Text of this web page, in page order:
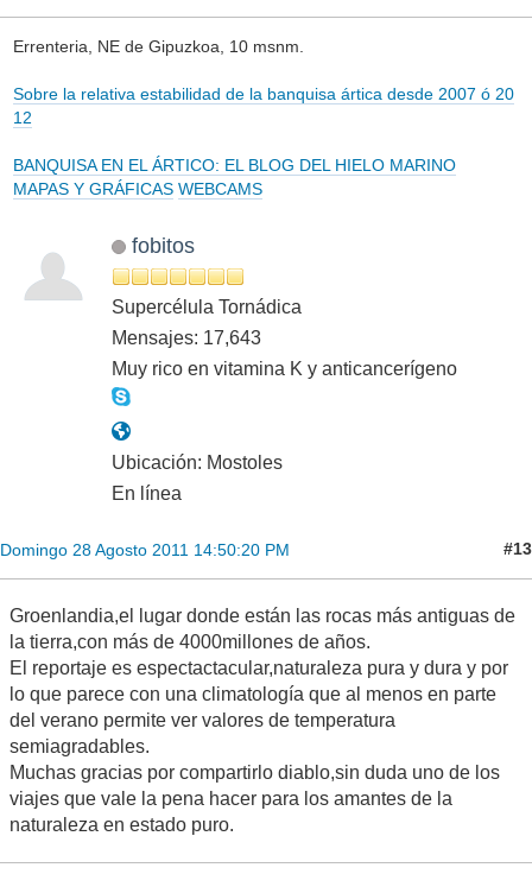
Errenteria, NE de Gipuzkoa, 10 msnm.
Sobre la relativa estabilidad de la banquisa ártica desde 2007 ó 20
12
BANQUISA EN EL ÁRTICO: EL BLOG DEL HIELO MARINO
MAPAS Y GRÁFICAS WEBCAMS
fobitos
Supercélula Tornádica
Mensajes: 17,643
Muy rico en vitamina K y anticancerígeno
Ubicación: Mostoles
En línea
Domingo 28 Agosto 2011 14:50:20 PM #13
Groenlandia,el lugar donde están las rocas más antiguas de
la tierra,con más de 4000millones de años.
El reportaje es espectactacular,naturaleza pura y dura y por
lo que parece con una climatología que al menos en parte
del verano permite ver valores de temperatura
semiagradables.
Muchas gracias por compartirlo diablo,sin duda uno de los
viajes que vale la pena hacer para los amantes de la
naturaleza en estado puro.